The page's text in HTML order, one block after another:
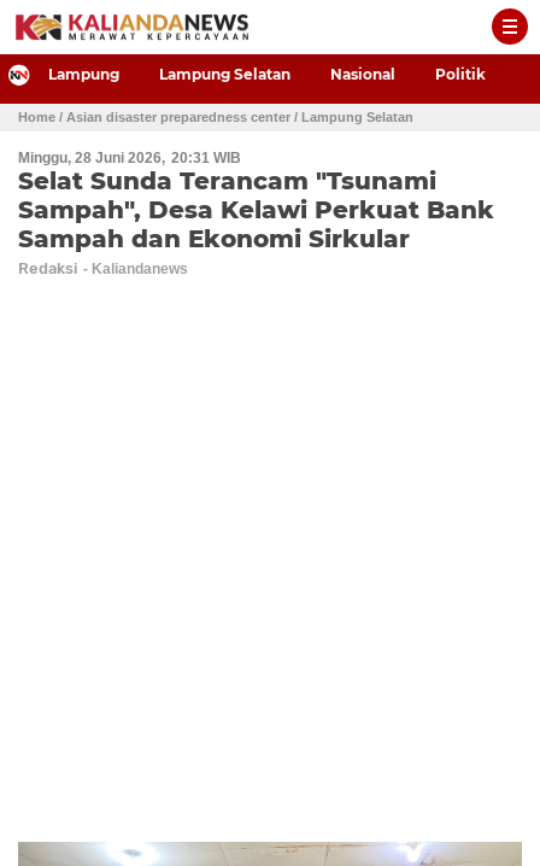
-->
Lampung Lampung Selatan Nasional Politik
Home / Asian disaster preparedness center / Lampung Selatan
Minggu, 28 Juni 2026 20:31 WIB
Selat Sunda Terancam "Tsunami
Sampah", Desa Kelawi Perkuat Bank
Sampah dan Ekonomi Sirkular
Redaksi